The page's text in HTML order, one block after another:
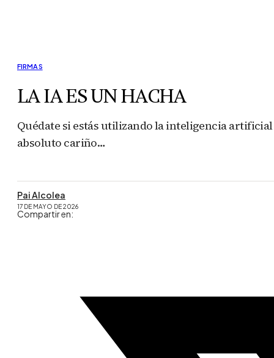
FIRMAS
LA IA ES UN HACHA
Quédate si estás utilizando la inteligencia
absoluto cariño…
Pai Alcolea
17 DE MAYO DE 2026
Compartir en: